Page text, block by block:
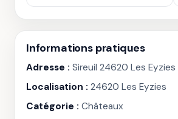
Informations pratiques
Adresse : Sireuil 24620 Les Eyzies
Localisation : 24620 Les Eyzies
Catégorie : Châteaux